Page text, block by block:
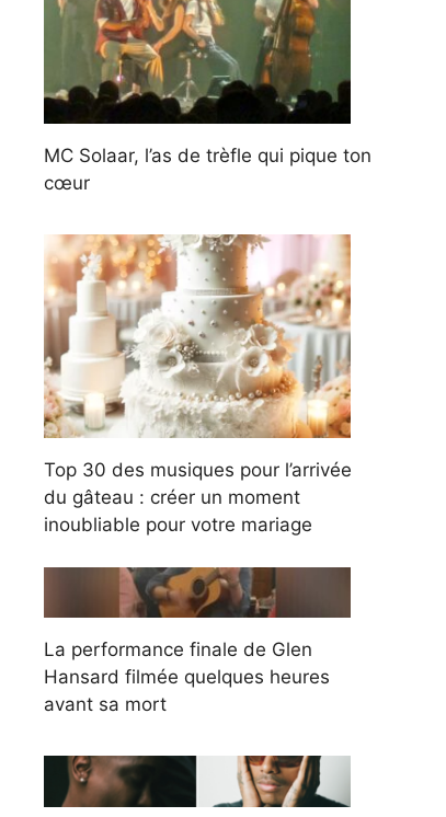
MC Solaar, l’as de trèfle qui pique ton
cœur
Top 30 des musiques pour l’arrivée
du gâteau : créer un moment
inoubliable pour votre mariage
La performance finale de Glen
Hansard filmée quelques heures
avant sa mort